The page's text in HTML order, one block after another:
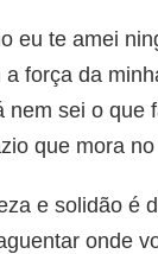
eu te amei
a força da
nem sei o que
que mora
e solidão é
onde